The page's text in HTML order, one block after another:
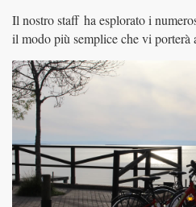
Il nostro staffha esplorato i
il modo più semplice che vi porterà